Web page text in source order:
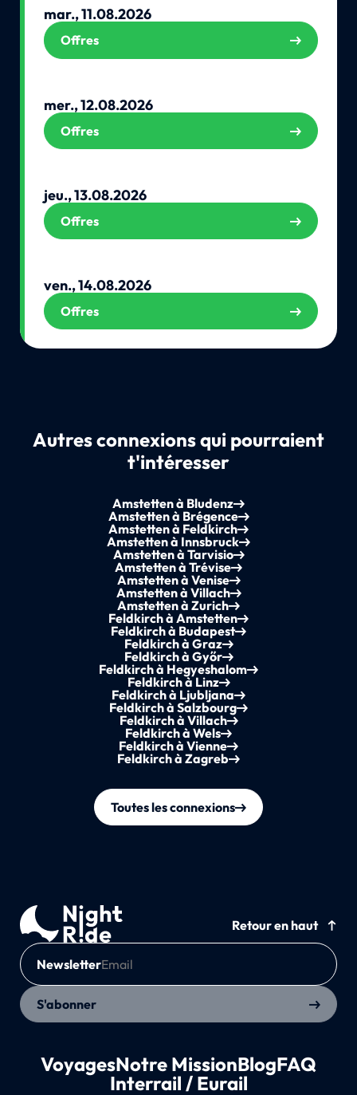
mar., 11.08.2026
Offres
mer., 12.08.2026
Offres
jeu., 13.08.2026
Offres
ven., 14.08.2026
Offres
Autres connexions qui pourraient
t'intéresser
Amstetten à Bludenz
Amstetten à Brégence
Amstetten à Feldkirch
Amstetten à Innsbruck
Amstetten à Tarvisio
Amstetten à Trévise
Amstetten à Venise
Amstetten à Villach
Amstetten à Zurich
Feldkirch à Amstetten
Feldkirch à Budapest
Feldkirch à Graz
Feldkirch à Győr
Feldkirch à Hegyeshalom
Feldkirch à Linz
Feldkirch à Ljubljana
Feldkirch à Salzbourg
Feldkirch à Villach
Feldkirch à Wels
Feldkirch à Vienne
Feldkirch à Zagreb
Toutes les connexions
Retour en haut
Newsletter
S'abonner
VoyagesNotre MissionBlogFAQ
Interrail / Eurail